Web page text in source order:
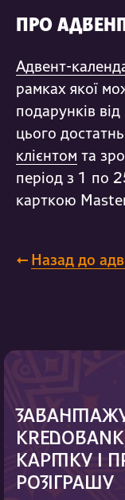
ПРО
Адвент-
рамках якої
подарунків
цього
клієнтом та
період з 1 по
карткою
← Назад до
КАРТКУ І
РОЗІГРАШУ